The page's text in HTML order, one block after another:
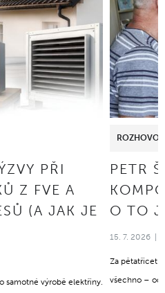
PŘI
Z FVE A
(A JAK JE
samotné výrobě elektřiny.
PETR
O TO
15. 7. 2026
Za pětatřicet
všechno – od